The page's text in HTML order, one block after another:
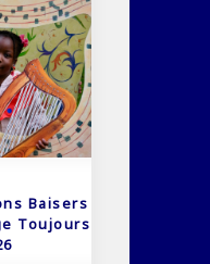
Baisers
Toujours